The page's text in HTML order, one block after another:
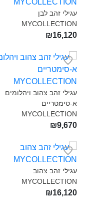
עגילי זהב לבן
MYCOLLECTION‎
₪16,120
עגילי זהב צהוב ויהלומים
א-סימטריים
MYCOLLECTION‎
₪9,670
עגילי זהב צהוב
MYCOLLECTION‎
₪16,120